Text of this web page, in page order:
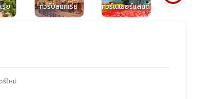
รีย ทัวร์บัลแกเรีย ทัวร์เนเธอร์แลนด์ ทัวร์โรมาเนีย
ใหม่